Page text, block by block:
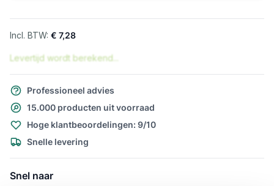
€ 7,28
Levertijd wordt berekend...
Professioneel advies
15.000 producten uit voorraad
Hoge klantbeoordelingen: 9/10
Snelle levering
Snel naar